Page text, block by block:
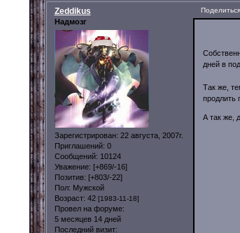
Поделиться
Zeddikus
Надмозг
Зарегистрирован: 22 августа, 2007г.
Приглашений: 0
Сообщений: 10124
Уважение: [+869/-16]
Позитив: [+803/-22]
Пол: Мужской
Возраст: 42 [1983-11-18]
Провел на форуме:
5 месяцев 14 дней
Последний визит:
дней в
Так же,
продлить
А так же,